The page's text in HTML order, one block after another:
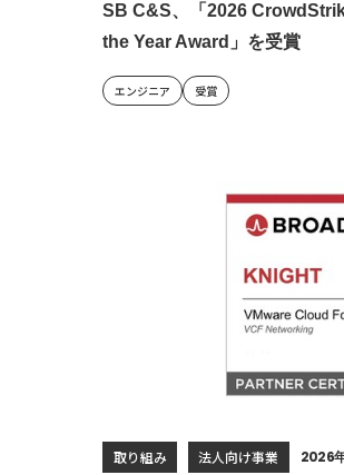
SB C&S、「2026
the Year Award」を受賞
エンジニア 受賞
取り組み 法人向け事業 2026